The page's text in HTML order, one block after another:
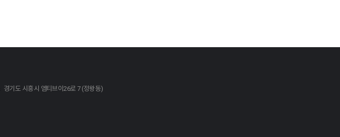
경기도 시흥시 엠티브이26로 7 (정왕동)